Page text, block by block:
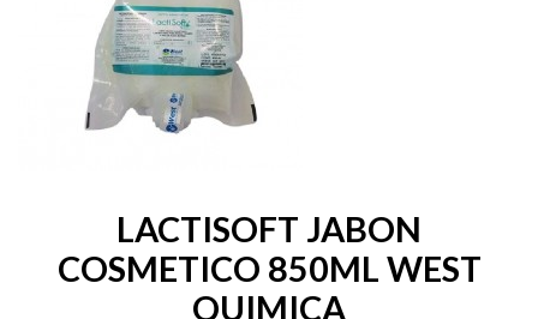
LACTISOFT JABON
COSMETICO 850ML WEST
QUIMICA